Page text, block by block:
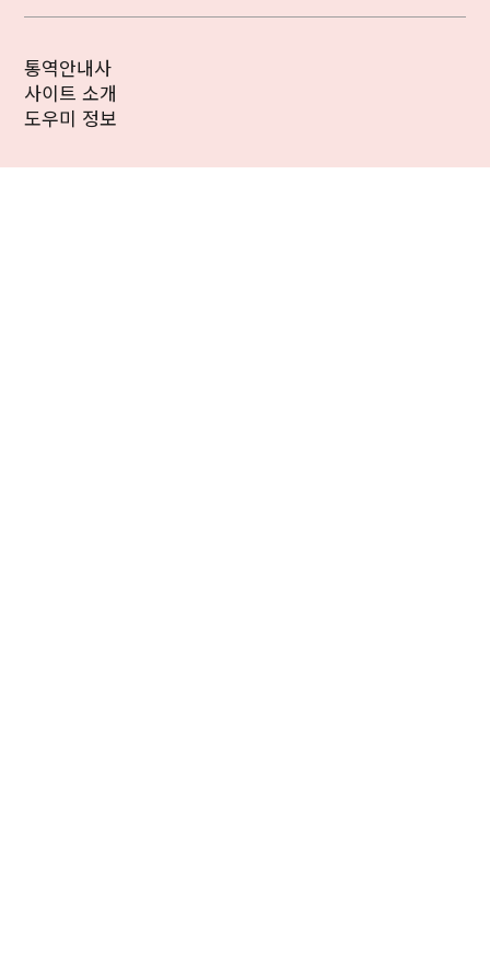
통역안내사
사이트 소개
도우미 정보